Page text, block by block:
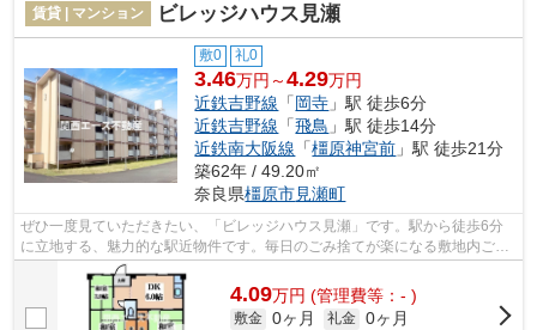
賃貸 | マンション ビレッジハウス見瀬
敷0 礼0
3.46万円～4.29万円
近鉄吉野線 「岡寺 」駅 徒歩6分
近鉄吉野線 「飛鳥 」駅 徒歩14分
近鉄南大阪線 「橿原神宮前 」駅 徒歩21分
築62年 / 49.20㎡
奈良県橿原市見瀬町
ぜひ一度見ていただきたい、「ビレッジハウス見瀬」です。駅から徒歩6分
に立地する、魅力的な駅近物件です。毎日のごみ捨てが楽になる敷地内ごみ
置き場。初期費用をカードでお支払いい...
4.09万円 (管理費等：- )
敷金 0ヶ月 礼金 0ヶ月